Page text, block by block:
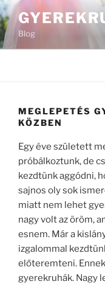
Tartalomhoz
Blog
MEGLEPETÉS
KÖZBEN
Egy éve született
próbálkoztunk, de
kezdtünk aggódni,
sajnos oly sok
miatt nem lehet
nagy volt az öröm,
esnem. Már a
izgalommal
előteremteni.
gyerekruhák. Nagy